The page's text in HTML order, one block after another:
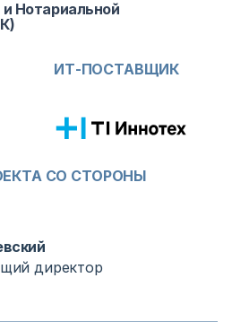
Нотариальной
ИТ-ПОСТАВЩИК
СО СТОРОНЫ
директор